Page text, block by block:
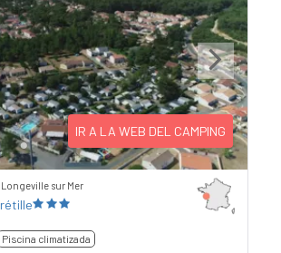
Next
IR A LA WEB DEL CAMPING
sur Mer
Piscina climatizada